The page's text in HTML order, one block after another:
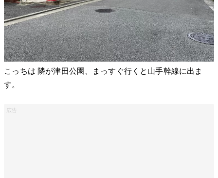
こっちは 隣が津田公園、まっすぐ行くと山手幹線に出ま
す。